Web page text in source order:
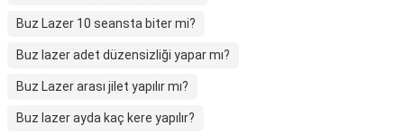
Buz Lazer 10 seansta biter mi?
Buz lazer adet düzensizliği yapar mı?
Buz Lazer arası jilet yapılır mı?
Buz lazer ayda kaç kere yapılır?